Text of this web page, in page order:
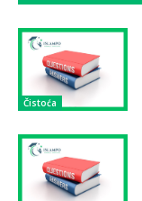
Čistoća